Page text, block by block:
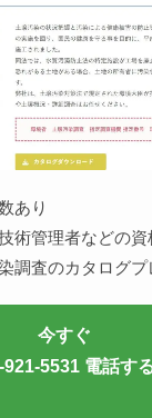
あり
術管理者などの
調査のカタログプ
今すぐ
921-5531 電話す